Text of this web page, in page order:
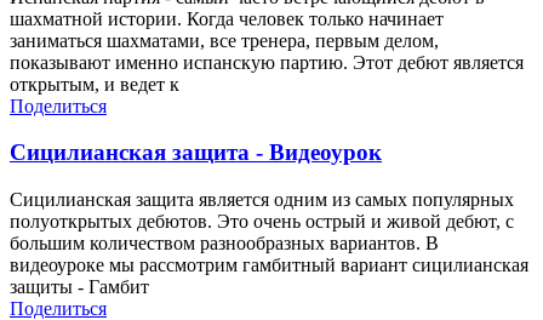
шахматной истории. Когда человек только начинает
заниматься шахматами, все тренера, первым делом,
показывают именно испанскую партию. Этот дебют является
открытым, и ведет к
Поделиться
Сицилианская защита - Видеоурок
Сицилианская защита является одним из самых популярных
полуоткрытых дебютов. Это очень острый и живой дебют, с
большим количеством разнообразных вариантов. В
видеоуроке мы рассмотрим гамбитный вариант сицилианская
защиты - Гамбит
Поделиться